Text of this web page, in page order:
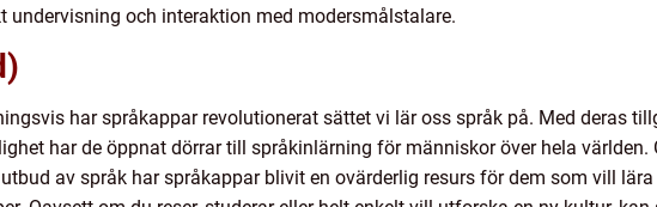
undervisning och interaktion med modersmålstalare.
har språkappar revolutionerat sättet vi lär oss språk på. Med deras
har de öppnat dörrar till språkinlärning för människor över hela
av språk har språkappar blivit en ovärderlig resurs för dem som vill